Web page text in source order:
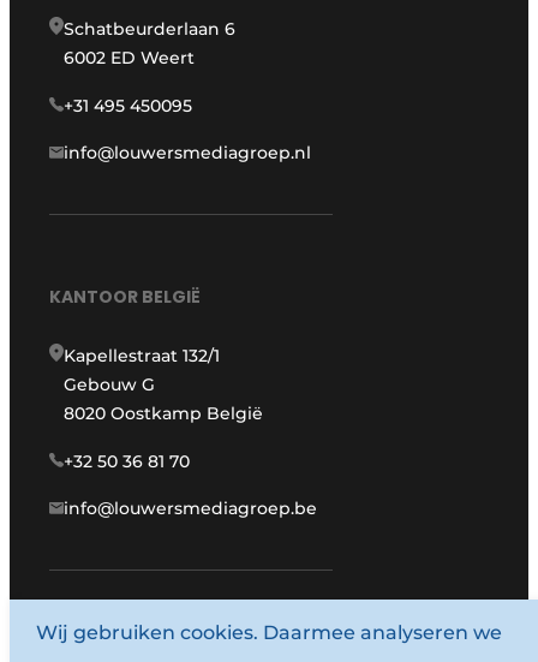
Schatbeurderlaan 6
6002 ED Weert
+31 495 450095
info@louwersmediagroep.nl
KANTOOR BELGIË
Kapellestraat 132/1
Gebouw G
8020 Oostkamp België
+32 50 36 81 70
info@louwersmediagroep.be
www.louwersmediagroep.com
Wij gebruiken cookies. Daarmee analyseren we